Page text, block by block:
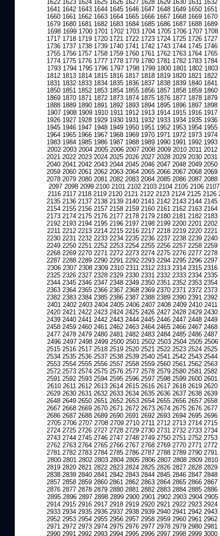
1622 1623 1624 1625 1626 1627 1628 1629 1630 1631 1632
1641 1642 1643 1644 1645 1646 1647 1648 1649 1650 1651
1660 1661 1662 1663 1664 1665 1666 1667 1668 1669 1670
1679 1680 1681 1682 1683 1684 1685 1686 1687 1688 1689
1698 1699 1700 1701 1702 1703 1704 1705 1706 1707 1708
1717 1718 1719 1720 1721 1722 1723 1724 1725 1726 1727
1736 1737 1738 1739 1740 1741 1742 1743 1744 1745 1746
1755 1756 1757 1758 1759 1760 1761 1762 1763 1764 1765
1774 1775 1776 1777 1778 1779 1780 1781 1782 1783 1784
1793 1794 1795 1796 1797 1798 1799 1800 1801 1802 1803
1812 1813 1814 1815 1816 1817 1818 1819 1820 1821 1822
1831 1832 1833 1834 1835 1836 1837 1838 1839 1840 1841
1850 1851 1852 1853 1854 1855 1856 1857 1858 1859 1860
1869 1870 1871 1872 1873 1874 1875 1876 1877 1878 1879
1888 1889 1890 1891 1892 1893 1894 1895 1896 1897 1898
1907 1908 1909 1910 1911 1912 1913 1914 1915 1916 1917
1926 1927 1928 1929 1930 1931 1932 1933 1934 1935 1936
1945 1946 1947 1948 1949 1950 1951 1952 1953 1954 1955
1964 1965 1966 1967 1968 1969 1970 1971 1972 1973 1974
1983 1984 1985 1986 1987 1988 1989 1990 1991 1992 1993
2002 2003 2004 2005 2006 2007 2008 2009 2010 2011 2012
2021 2022 2023 2024 2025 2026 2027 2028 2029 2030 2031
2040 2041 2042 2043 2044 2045 2046 2047 2048 2049 2050
2059 2060 2061 2062 2063 2064 2065 2066 2067 2068 2069
2078 2079 2080 2081 2082 2083 2084 2085 2086 2087 2088
2097 2098 2099 2100 2101 2102 2103 2104 2105 2106 2107
2116 2117 2118 2119 2120 2121 2122 2123 2124 2125 2126
2135 2136 2137 2138 2139 2140 2141 2142 2143 2144 2145
2154 2155 2156 2157 2158 2159 2160 2161 2162 2163 2164
2173 2174 2175 2176 2177 2178 2179 2180 2181 2182 2183
2192 2193 2194 2195 2196 2197 2198 2199 2200 2201 2202
2211 2212 2213 2214 2215 2216 2217 2218 2219 2220 2221
2230 2231 2232 2233 2234 2235 2236 2237 2238 2239 2240
2249 2250 2251 2252 2253 2254 2255 2256 2257 2258 2259
2268 2269 2270 2271 2272 2273 2274 2275 2276 2277 2278
2287 2288 2289 2290 2291 2292 2293 2294 2295 2296 2297
2306 2307 2308 2309 2310 2311 2312 2313 2314 2315 2316
2325 2326 2327 2328 2329 2330 2331 2332 2333 2334 2335
2344 2345 2346 2347 2348 2349 2350 2351 2352 2353 2354
2363 2364 2365 2366 2367 2368 2369 2370 2371 2372 2373
2382 2383 2384 2385 2386 2387 2388 2389 2390 2391 2392
2401 2402 2403 2404 2405 2406 2407 2408 2409 2410 2411
2420 2421 2422 2423 2424 2425 2426 2427 2428 2429 2430
2439 2440 2441 2442 2443 2444 2445 2446 2447 2448 2449
2458 2459 2460 2461 2462 2463 2464 2465 2466 2467 2468
2477 2478 2479 2480 2481 2482 2483 2484 2485 2486 2487
2496 2497 2498 2499 2500 2501 2502 2503 2504 2505 2506
2515 2516 2517 2518 2519 2520 2521 2522 2523 2524 2525
2534 2535 2536 2537 2538 2539 2540 2541 2542 2543 2544
2553 2554 2555 2556 2557 2558 2559 2560 2561 2562 2563
2572 2573 2574 2575 2576 2577 2578 2579 2580 2581 2582
2591 2592 2593 2594 2595 2596 2597 2598 2599 2600 2601
2610 2611 2612 2613 2614 2615 2616 2617 2618 2619 2620
2629 2630 2631 2632 2633 2634 2635 2636 2637 2638 2639
2648 2649 2650 2651 2652 2653 2654 2655 2656 2657 2658
2667 2668 2669 2670 2671 2672 2673 2674 2675 2676 2677
2686 2687 2688 2689 2690 2691 2692 2693 2694 2695 2696
2705 2706 2707 2708 2709 2710 2711 2712 2713 2714 2715
2724 2725 2726 2727 2728 2729 2730 2731 2732 2733 2734
2743 2744 2745 2746 2747 2748 2749 2750 2751 2752 2753
2762 2763 2764 2765 2766 2767 2768 2769 2770 2771 2772
2781 2782 2783 2784 2785 2786 2787 2788 2789 2790 2791
2800 2801 2802 2803 2804 2805 2806 2807 2808 2809 2810
2819 2820 2821 2822 2823 2824 2825 2826 2827 2828 2829
2838 2839 2840 2841 2842 2843 2844 2845 2846 2847 2848
2857 2858 2859 2860 2861 2862 2863 2864 2865 2866 2867
2876 2877 2878 2879 2880 2881 2882 2883 2884 2885 2886
2895 2896 2897 2898 2899 2900 2901 2902 2903 2904 2905
2914 2915 2916 2917 2918 2919 2920 2921 2922 2923 2924
2933 2934 2935 2936 2937 2938 2939 2940 2941 2942 2943
2952 2953 2954 2955 2956 2957 2958 2959 2960 2961 2962
2971 2972 2973 2974 2975 2976 2977 2978 2979 2980 2981
2990 2991 2992 2993 2994 2995 2996 2997 2998 2999 3000